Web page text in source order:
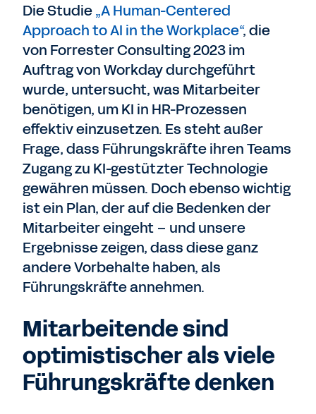
Die Studie„A Human-Centered
Approach to AI in the Workplace“, die
von Forrester Consulting 2023 im
Auftrag von Workday durchgeführt
wurde, untersucht, was Mitarbeiter
benötigen, um KI in HR-Prozessen
effektiv einzusetzen. Es steht außer
Frage, dass Führungskräfte ihren Teams
Zugang zu KI-gestützter Technologie
gewähren müssen. Doch ebenso wichtig
ist ein Plan, der auf die Bedenken der
Mitarbeiter eingeht – und unsere
Ergebnisse zeigen, dass diese ganz
andere Vorbehalte haben, als
Führungskräfte annehmen.
Mitarbeitende sind
optimistischer als viele
Führungskräfte denken